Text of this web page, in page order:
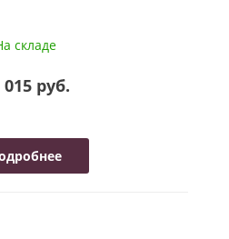
складе
015 руб.